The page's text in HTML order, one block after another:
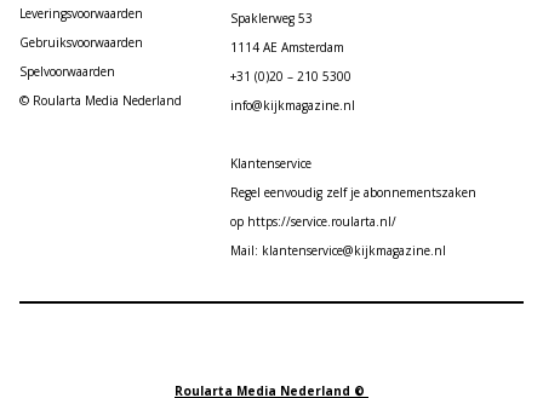
Leveringsvoorwaarden
Gebruiksvoorwaarden
Spelvoorwaarden
© Roularta Media Nederland
Spaklerweg 53
1114 AE Amsterdam
+31 (0)20 – 210 5300
info@kijkmagazine.nl
Klantenservice
Regel eenvoudig zelf je abonnementszaken
op https://service.roularta.nl/
Mail: klantenservice@kijkmagazine.nl
Roularta Media Nederland ©